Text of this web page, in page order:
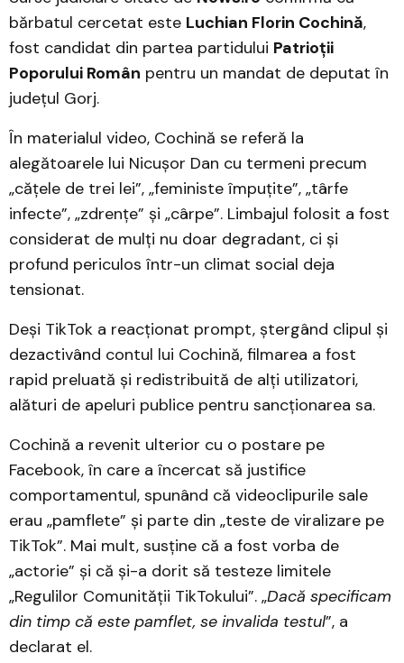
bărbatul cercetat este Luchian Florin Cochină,
fost candidat din partea partidului Patrioții
Poporului Român pentru un mandat de deputat în
județul Gorj.
În materialul video, Cochină se referă la
alegătoarele lui Nicușor Dan cu termeni precum
„căţele de trei lei”, „feministe împuţite”, „târfe
infecte”, „zdrenţe” și „cârpe”. Limbajul folosit a fost
considerat de mulți nu doar degradant, ci și
profund periculos într-un climat social deja
tensionat.
Deși TikTok a reacționat prompt, ștergând clipul și
dezactivând contul lui Cochină, filmarea a fost
rapid preluată și redistribuită de alți utilizatori,
alături de apeluri publice pentru sancționarea sa.
Cochină a revenit ulterior cu o postare pe
Facebook, în care a încercat să justifice
comportamentul, spunând că videoclipurile sale
erau „pamflete” și parte din „teste de viralizare pe
TikTok”. Mai mult, susține că a fost vorba de
„actorie” și că și-a dorit să testeze limitele
„Regulilor Comunității TikTokului”. „Dacă specificam
din timp că este pamflet, se invalida testul”, a
declarat el.